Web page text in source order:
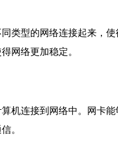
类型的网络连接起来，
网络更加稳定。
机连接到网络中。网卡
。